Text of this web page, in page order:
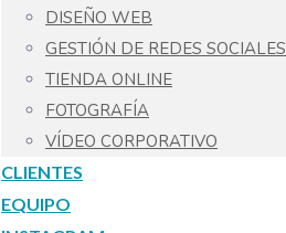
DISEÑO WEB
GESTIÓN DE REDES SOCIALES
TIENDA ONLINE
FOTOGRAFÍA
VÍDEO CORPORATIVO
CLIENTES
EQUIPO